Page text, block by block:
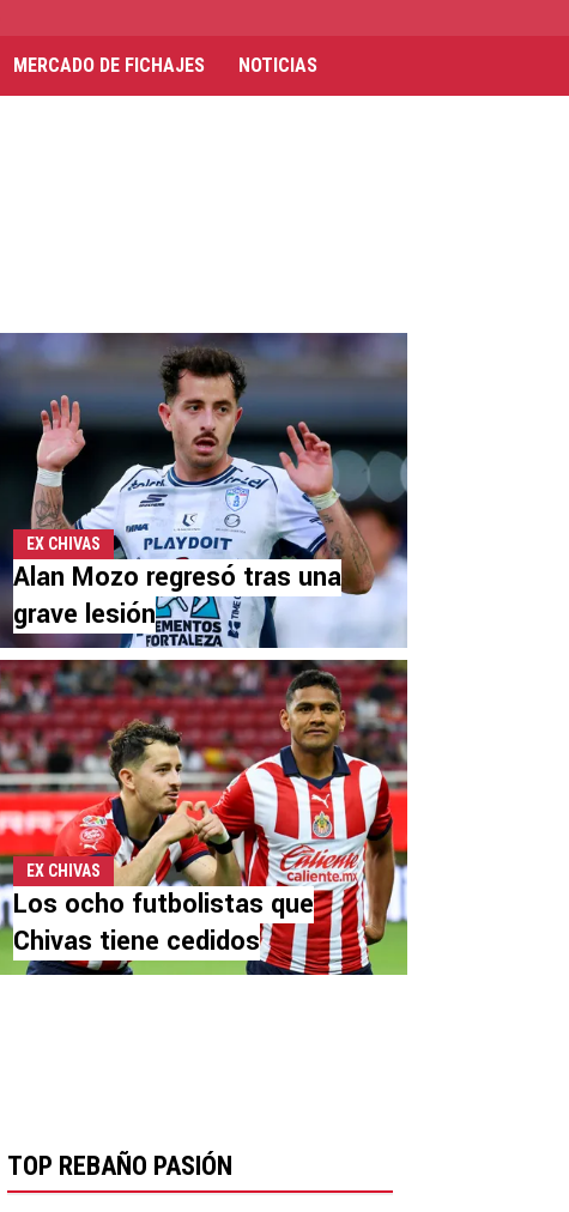
MERCADO DE FICHAJES NOTICIAS
EX CHIVAS
Alan Mozo regresó tras una
grave lesión
EX CHIVAS
Los ocho futbolistas que
Chivas tiene cedidos
TOP REBAÑO PASIÓN